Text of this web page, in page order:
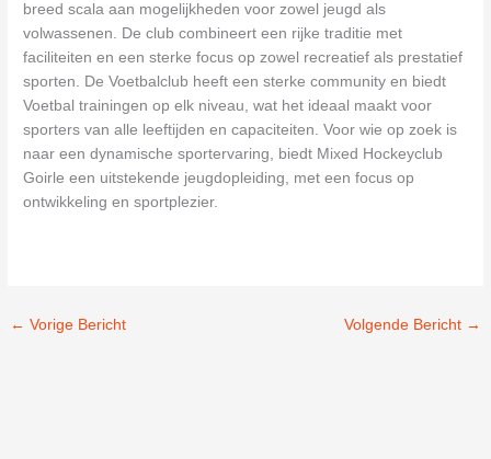
breed scala aan mogelijkheden voor zowel jeugd als
volwassenen. De club combineert een rijke traditie met
faciliteiten en een sterke focus op zowel recreatief als prestatief
sporten. De Voetbalclub heeft een sterke community en biedt
Voetbal trainingen op elk niveau, wat het ideaal maakt voor
sporters van alle leeftijden en capaciteiten. Voor wie op zoek is
naar een dynamische sportervaring, biedt Mixed Hockeyclub
Goirle een uitstekende jeugdopleiding, met een focus op
ontwikkeling en sportplezier.
← Vorige Bericht Volgende Bericht →